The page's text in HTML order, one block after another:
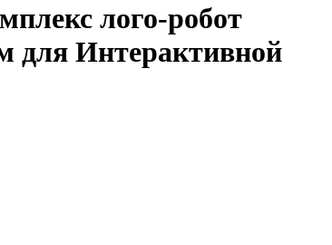
лого-робот
для Интерактивной